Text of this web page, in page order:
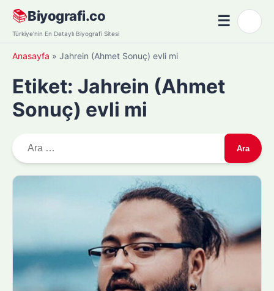
Skip
content
📚Biyografi.co
Türkiye'nin En Detaylı Biyografi Sitesi
☰Menü
Anasayfa » Jahrein (Ahmet Sonuç) evli mi
Etiket: Jahrein (Ahmet
Sonuç) evli mi
r